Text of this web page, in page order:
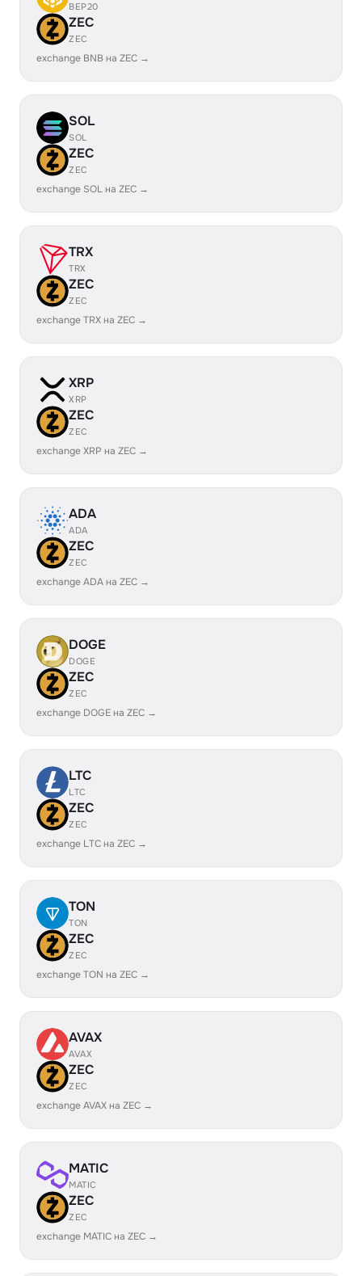
BEP20
ZEC
ZEC
exchange BNB на ZEC →
SOL
SOL
ZEC
ZEC
exchange SOL на ZEC →
TRX
TRX
ZEC
ZEC
exchange TRX на ZEC →
XRP
XRP
ZEC
ZEC
exchange XRP на ZEC →
ADA
ADA
ZEC
ZEC
exchange ADA на ZEC →
DOGE
DOGE
ZEC
ZEC
exchange DOGE на ZEC →
LTC
LTC
ZEC
ZEC
exchange LTC на ZEC →
TON
TON
ZEC
ZEC
exchange TON на ZEC →
AVAX
AVAX
ZEC
ZEC
exchange AVAX на ZEC →
MATIC
MATIC
ZEC
ZEC
exchange MATIC на ZEC →